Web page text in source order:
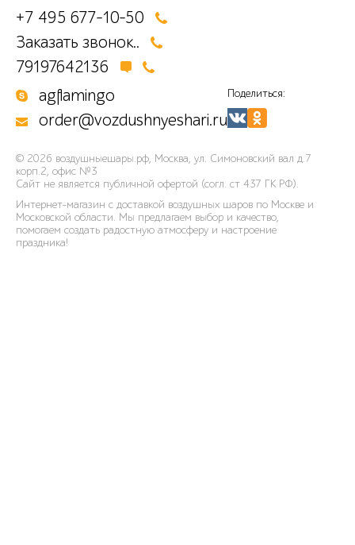
+7 495 677-10-50
Заказать звонок..
79197642136
agflamingo
order@vozdushnyeshari.ru
Поделиться:
© 2026 воздушныешары.рф, Москва, ул. Симоновский вал д.7
корп.2, офис №3
Сайт не является публичной офертой (согл. ст 437 ГК РФ).
Интернет-магазин с доставкой воздушных шаров по Москве и
Московской области. Мы предлагаем выбор и качество,
помогаем создать радостную атмосферу и настроение
праздника!